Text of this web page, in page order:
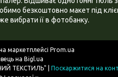
безкоштовно макет під
вибрати її в фотобанку.
маркетплейсі Prom.ua
на Bigl.ua
Поскаржитися на